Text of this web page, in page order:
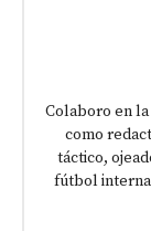
Colaboro en la
como
táctico,
fútbol